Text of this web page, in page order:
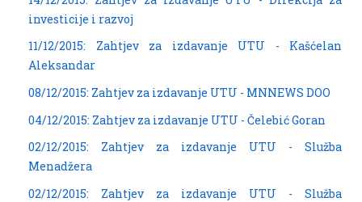
investicije i razvoj
11/12/2015: Zahtjev za izdavanje UTU - Kašćelan
Aleksandar
08/12/2015: Zahtjev za izdavanje UTU - MNNEWS DOO
04/12/2015: Zahtjev za izdavanje UTU - Čelebić Goran
02/12/2015: Zahtjev za izdavanje UTU - Služba
Menadžera
02/12/2015: Zahtjev za izdavanje UTU - Služba